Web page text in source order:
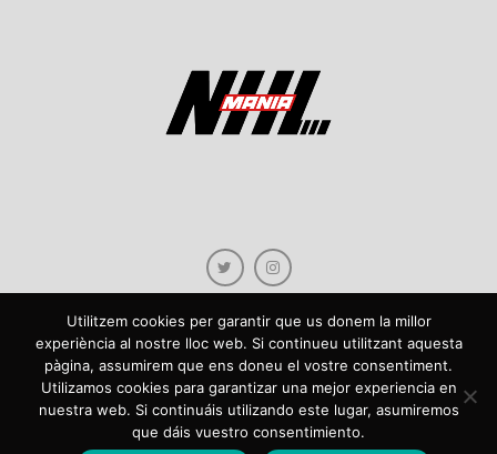
Copyright © 2021 NHLmania.com. Tots els drets reservats / Todos los derechos
reservados. NHLmania és una web dedicada a la difusió de contingut sobre la
NHL, tant en català com en castellà. L'escut de NHLmania.com és propietat de la
web en qüestió. NHLmania es una web dedicada a la difusión de contenido sobre
Utilitzem cookies per garantir que us donem la millor
experiència al nostre lloc web. Si continueu utilitzant aquesta
pàgina, assumirem que ens doneu el vostre consentiment.
Utilizamos cookies para garantizar una mejor experiencia en
nuestra web. Si continuáis utilizando este lugar, asumiremos
que dáis vuestro consentimiento.